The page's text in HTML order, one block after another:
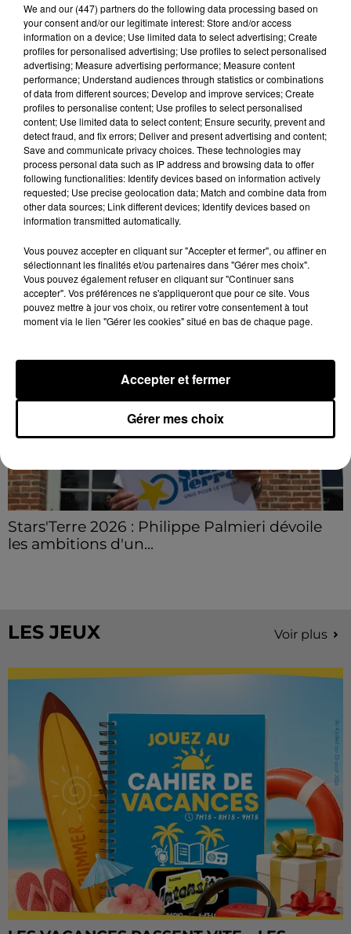
Loir-et-Cher : un pyromane interpellé grâce
au sang-froid des...
Samedi 25 juillet, plus d'une dizaine de feux de
secteur de Fontaine-les-Côteaux, Montoire et Lunay.
Grâce...
LE GRAND FORMAT Voir plus
Stars'Terre 2026 : Philippe Palmieri dévoile
les ambitions d'un...
LES JEUX Voir plus
We and our (447) partnersdo the following data processing based on
your consent and/or our legitimate interest: Store and/or access
information on a device; Use limited data to select advertising; Create
profiles for personalised advertising; Use profiles to select personalised
advertising; Measure advertising performance; Measure content
performance; Understand audiences through statistics or combinations
of data from different sources; Develop and improve services; Create
profiles to personalise content; Use profiles to select personalised
content; Use limited data to select content; Ensure security, prevent and
detect fraud, and fix errors; Deliver and present advertising and content;
Save and communicate privacy choices. These technologies may
process personal data such as IP address and browsing data to offer
following functionalities: Identify devices based on information actively
requested; Use precise geolocation data; Match and combine data from
other data sources; Link different devices; Identify devices based on
information transmitted automatically.
Vous pouvez accepter en cliquant sur "Accepter et fermer", ou affiner en
sélectionnant les finalités et/ou partenaires dans "Gérer mes choix".
Vous pouvez également refuser en cliquant sur "Continuer sans
accepter". Vos préférences ne s'appliqueront que pour ce site. Vous
pouvez mettre à jour vos choix, ou retirer votre consentement à tout
moment via le lien "Gérer les cookies" situé en bas de chaque page.
Gérer mes choix
Accepter et fermer